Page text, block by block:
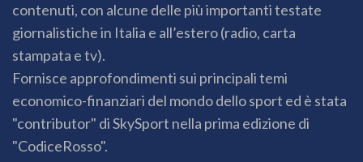
contenuti, con alcune delle più importanti testate
giornalistiche in Italia e all’estero (radio, carta
stampata e tv).
Fornisce approfondimenti sui principali temi
economico-finanziari del mondo dello sport ed è stata
"contributor" di SkySport nella prima edizione di
"CodiceRosso".